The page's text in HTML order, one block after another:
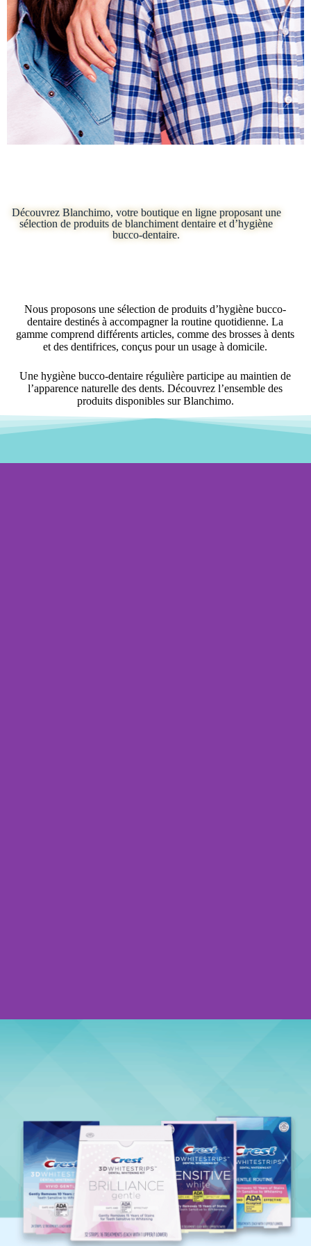
Découvrez Blanchimo, votre boutique en ligne proposant une
sélection de produits de blanchiment dentaire et d’hygiène
bucco-dentaire.
Nous proposons une sélection de produits d’hygiène bucco-
dentaire destinés à accompagner la routine quotidienne. La
gamme comprend différents articles, comme des brosses à dents
et des dentifrices, conçus pour un usage à domicile.
Une hygiène bucco-dentaire régulière participe au maintien de
l’apparence naturelle des dents. Découvrez l’ensemble des
produits disponibles sur Blanchimo.
Blanchiment rapide